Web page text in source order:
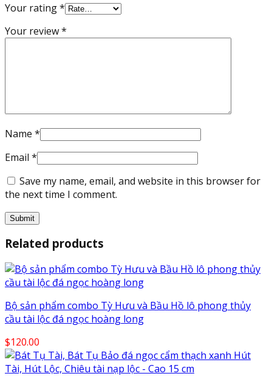
Your rating*
Your review*
Name *
Email *
Save my name, email, and website in this browser for
the next time I comment.
Related products
Bộ sản phẩm combo Tỳ Hưu và Bầu Hồ lô phong thủy
cầu tài lộc đá ngọc hoàng long
$120.00